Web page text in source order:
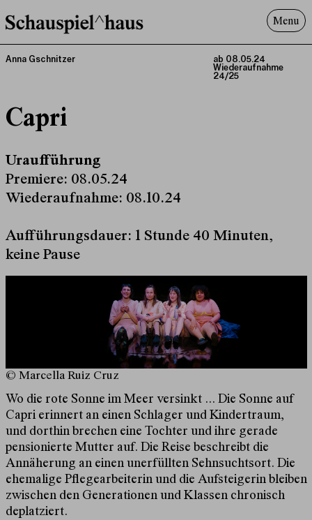
Menu
Programm
Offenes^Haus
Anna Gschnitzer
ab 08.05.24
Wiederaufnahme
24/25
Capri
Uraufführung
Premiere: 08.05.24
Wiederaufnahme: 08.10.24
Aufführungsdauer: 1 Stunde 40 Minuten,
keine Pause
© Marcella Ruiz Cruz
Wo die rote Sonne im Meer versinkt ... Die Sonne auf
Capri erinnert an einen Schlager und Kindertraum,
und dorthin brechen eine Tochter und ihre gerade
pensionierte Mutter auf. Die Reise beschreibt die
Annäherung an einen unerfüllten Sehnsuchtsort. Die
ehemalige Pflegearbeiterin und die Aufsteigerin bleiben
zwischen den Generationen und Klassen chronisch
deplatziert.